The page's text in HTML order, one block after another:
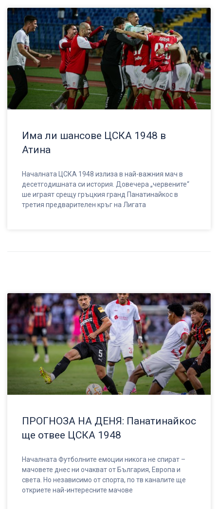
Има ли шансове ЦСКА 1948 в
Атина
Началната ЦСКА 1948 излиза в най-важния мач в
десетгодишната си история. Довечера „червените“
ше играят срещу гръцкия гранд Панатинайкос в
третия предварителен кръг на Лигата
ПРОГНОЗА НА ДЕНЯ: Панатинайкос
ще отвее ЦСКА 1948
Началната Футболните емоции никога не спират –
мачовете днес ни очакват от България, Европа и
света. Но независимо от спорта, по тв каналите ще
откриете най-интересните мачове